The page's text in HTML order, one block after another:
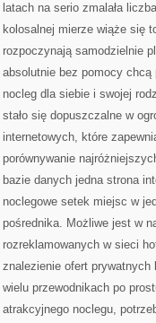
latach na serio zmalała
kolosalnej mierze wiąże się
rozpoczynają samodzielnie
absolutnie bez pomocy
nocleg dla siebie i swojej
stało się dopuszczalne w
internetowych, które
porównywanie
bazie danych jedna strona
noclegowe setek miejsc w
pośrednika. Możliwe jest w
rozreklamowanych w sieci
znalezienie ofert
wielu przewodnikach po
atrakcyjnego noclegu,